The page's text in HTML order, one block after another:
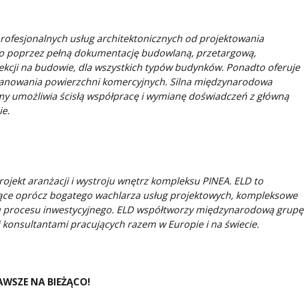
usług architektonicznych od projektowania
pełną dokumentację budowlaną, przetargową,
na budowie, dla wszystkich typów budynków. Ponadto oferuje
powierzchni komercyjnych. Silna międzynarodowa
ścisłą współpracę i wymianę doświadczeń z główną
aranżacji i wystroju wnętrz kompleksu PINEA. ELD to
oprócz bogatego wachlarza usług projektowych, kompleksowe
inwestycyjnego. ELD współtworzy międzynarodową grupę
pracujących razem w Europie i na świecie.
NA BIEŻĄCO!